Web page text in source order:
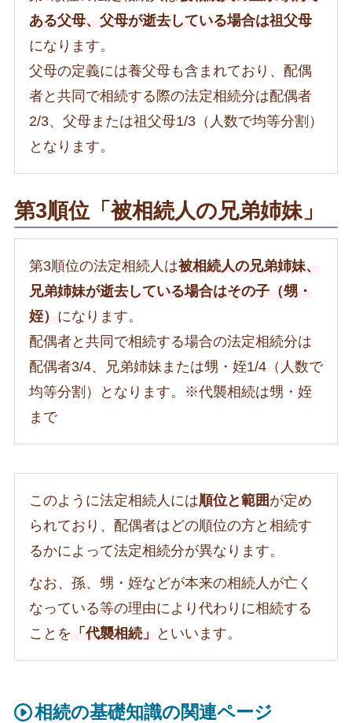
ある父母、父母が逝去している場合は祖父母
になります。
父母の定義には養父母も含まれており、配偶
者と共同で相続する際の法定相続分は配偶者
2/3、父母または祖父母1/3（人数で均等分割）
となります。
第3順位「被相続人の兄弟姉妹」
第3順位の法定相続人は被相続人の兄弟姉妹、
兄弟姉妹が逝去している場合はその子（甥・
姪） になります。
配偶者と共同で相続する場合の法定相続分は
配偶者3/4、兄弟姉妹または甥・姪1/4（人数で
均等分割）となります。※代襲相続は甥・姪
まで
このように法定相続人には順位と範囲 が定め
られており、配偶者はどの順位の方と相続す
るかによって法定相続分が異なります。
なお、孫、甥・姪などが本来の相続人が亡く
なっている等の理由により代わりに相続する
ことを 「代襲相続」 といいます。
相続の基礎知識の関連ページ